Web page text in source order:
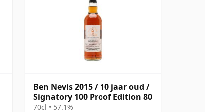
Ben Nevis 2015 / 10 jaar oud /
Signatory 100 Proof Edition 80
70cl • 57.1%